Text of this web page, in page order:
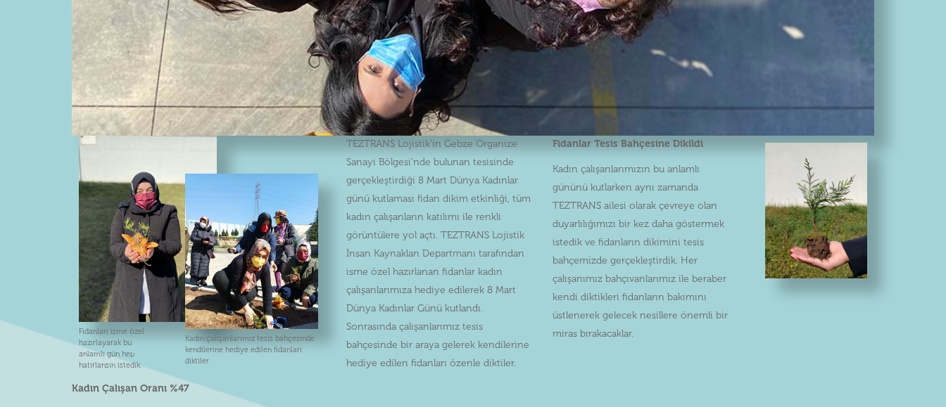
Fidanları isme özel
hazırlayarak bu
anlamlı gün hep
hatırlansın istedik.
Kadın çalışanlarımız tesis bahçesinde
kendilerine hediye edilen fidanları
diktiler.
TEZTRANS Lojistik’in Gebze Organize
Sanayi Bölgesi’nde bulunan tesisinde
gerçekleştirdiği 8 Mart Dünya Kadınlar
günü kutlaması fidan dikim etkinliği, tüm
kadın çalışanların katılımı ile renkli
görüntülere yol açtı. TEZTRANS Lojistik
İnsan Kaynakları Departmanı tarafından
isme özel hazırlanan fidanlar kadın
çalışanlarımıza hediye edilerek 8 Mart
Dünya Kadınlar Günü kutlandı.
Sonrasında çalışanlarımız tesis
bahçesinde bir araya gelerek kendilerine
hediye edilen fidanları özenle diktiler.
Fidanlar Tesis Bahçesine Dikildi
Kadın çalışanlarımızın bu anlamlı
gününü kutlarken aynı zamanda
TEZTRANS ailesi olarak çevreye olan
duyarlılığımızı bir kez daha göstermek
istedik ve fidanların dikimini tesis
bahçemizde gerçekleştirdik. Her
çalışanımız bahçıvanlarımız ile beraber
kendi diktikleri fidanların bakımını
üstlenerek gelecek nesillere önemli bir
miras bırakacaklar.
Kadın Çalışan Oranı %47